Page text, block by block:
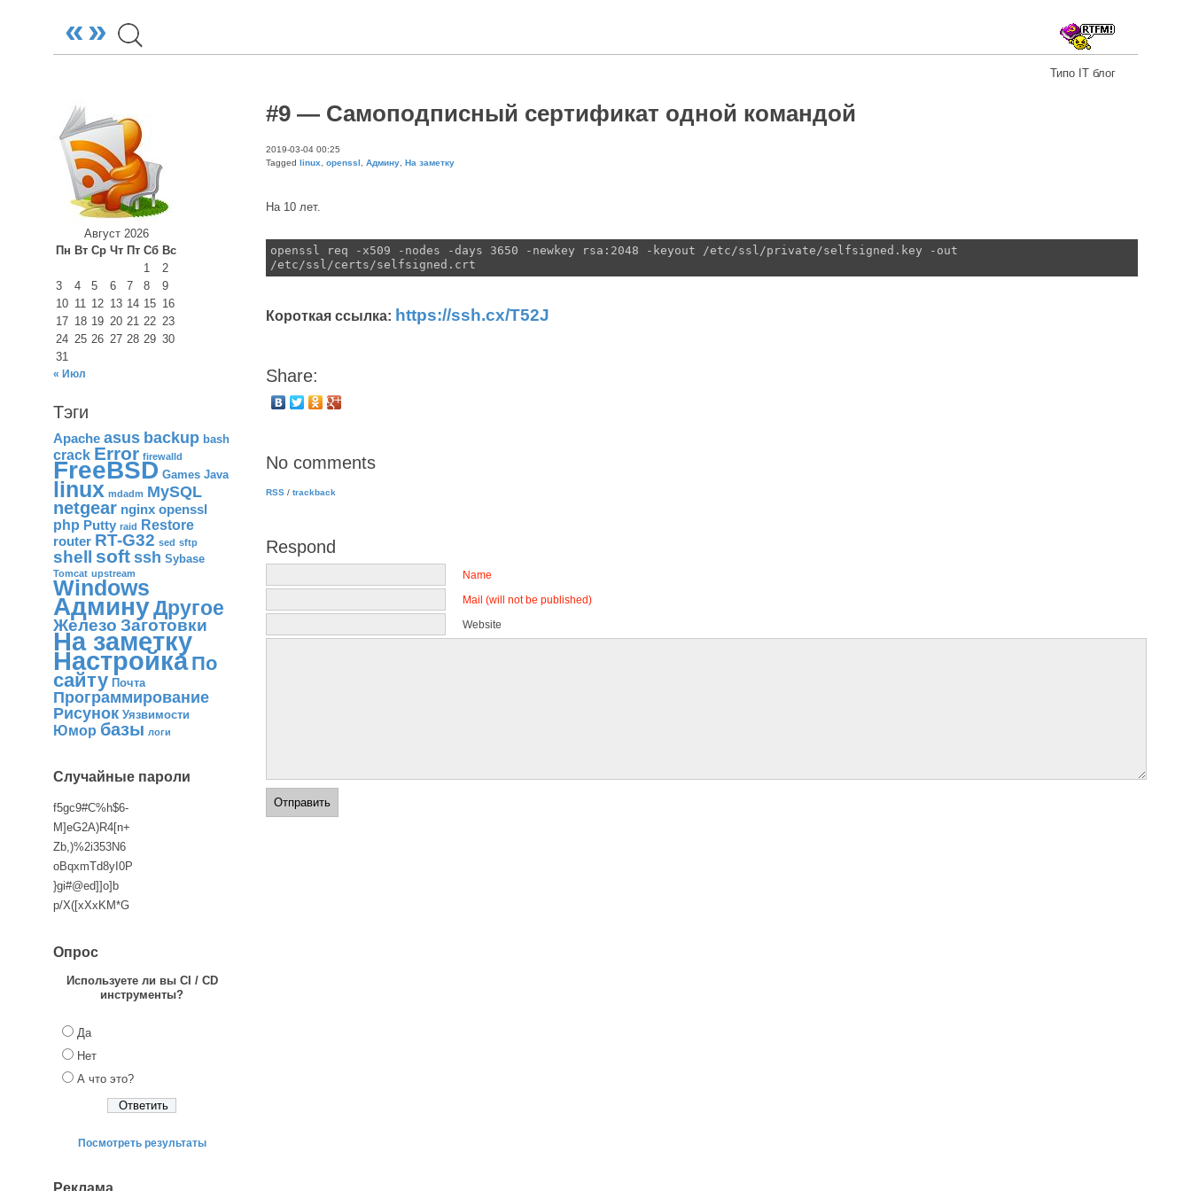
«»
Типо IT блог
Август 2026
Пн Вт Ср Чт Пт Сб Вс
1
2
3
4 5 6 7 8
9
10 11 12 13 14 15 16
17 18 19 20 21 22 23
24 25 26 27 28 29 30
31
« Июл
Тэги
Apache asus backup bash
crack Error firewalld
FreeBSD Games Java
linux mdadm MySQL
netgear nginx openssl
php Putty raid Restore
router RT-G32 sed sftp
shell soft ssh Sybase
Tomcat upstream
Windows
АдминуДругое
Железо Заготовки
На заметку
Настройка По
сайту Почта
Программирование
Рисунок Уязвимости
Юмор базы логи
Случайные пароли
f5gc9#C%h$6-
M]eG2A)R4[n+
Zb,)%2i353N6
oBqxmTd8yI0P
}gi#@ed]]o]b
p/X([xXxKM*G
Опрос
Используете ли вы CI / CD
инструменты?
Да
Нет
А что это?
Посмотреть результаты
Реклама
#9 — Самоподписный сертификат одной командой
2019-03-04 00:25
Tagged linux openssl Админу На заметку
На 10 лет.
openssl req -x509 -nodes -days 3650 -newkey rsa:2048 -keyout /etc/ssl/private/selfsigned.key -out
/etc/ssl/certs/selfsigned.crt
Короткая ссылка: https://ssh.cx/T52J
Share:
No comments
RSS / trackback
Respond
Name
Mail (will not be published)
Website